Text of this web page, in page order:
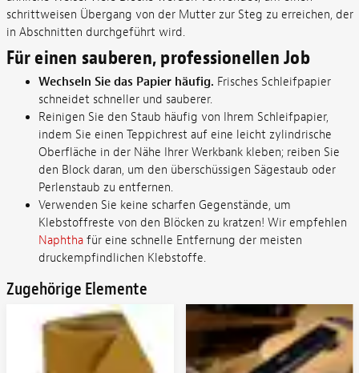
schrittweisen Übergang von der Mutter zur Steg zu erreichen, der
in Abschnitten durchgeführt wird.
Für einen sauberen, professionellen Job
Wechseln Sie das Papier häufig. Frisches Schleifpapier
schneidet schneller und sauberer.
Reinigen Sie den Staub häufig von Ihrem Schleifpapier,
indem Sie einen Teppichrest auf eine leicht zylindrische
Oberfläche in der Nähe Ihrer Werkbank kleben; reiben Sie
den Block daran, um den überschüssigen Sägestaub oder
Perlenstaub zu entfernen.
Verwenden Sie keine scharfen Gegenstände, um
Klebstoffreste von den Blöcken zu kratzen! Wir empfehlen
Naphthafür eine schnelle Entfernung der meisten
druckempfindlichen Klebstoffe.
Zugehörige Elemente